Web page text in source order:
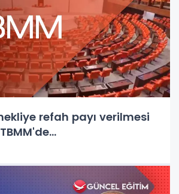
refah payı verilmesi